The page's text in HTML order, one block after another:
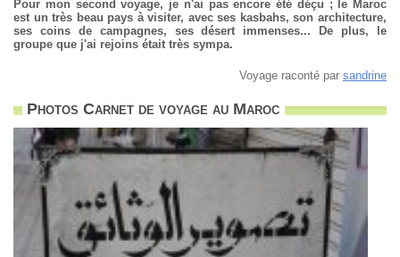
Pour mon second voyage, je n'ai pas encore été déçu ; le Maroc
est un très beau pays à visiter, avec ses kasbahs, son architecture,
ses coins de campagnes, ses désert immenses... De plus, le
groupe que j'ai rejoins était très sympa.
Voyage raconté par sandrine
Photos Carnet de voyage au Maroc